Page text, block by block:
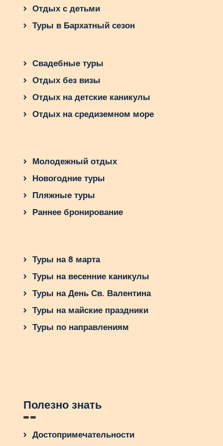
разнообразные варианты для отдыха с семьёй
или друзьями. Планируйте свою поездку
заранее и откройте для себя все прелести
Отдых с детьми
Туры в Бархатный сезон
Свадебные туры
Отдых без визы
Отдых на детские каникулы
Отдых на средиземном море
Молодежный отдых
Новогодние туры
Пляжные туры
Раннее бронирование
Туры на 8 марта
Туры на весенние каникулы
Туры на День Св. Валентина
Туры на майские праздники
Туры по направлениям
Полезно знать
Достопримечательности